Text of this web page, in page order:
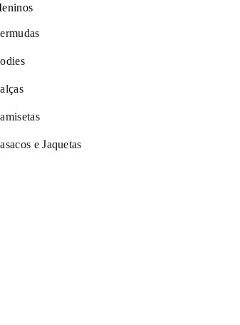
e Jaquetas